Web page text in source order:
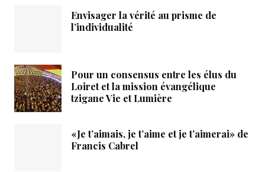
Envisager la vérité au prisme de
l’individualité
Pour un consensus entre les élus du
Loiret et la mission évangélique
tzigane Vie et Lumière
«Je t’aimais, je t’aime et je t’aimerai» de
Francis Cabrel